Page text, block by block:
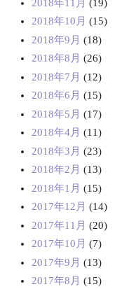
2018年11月 (19)
2018年10月 (15)
2018年9月 (18)
2018年8月 (26)
2018年7月 (12)
2018年6月 (15)
2018年5月 (17)
2018年4月 (11)
2018年3月 (23)
2018年2月 (13)
2018年1月 (15)
2017年12月 (14)
2017年11月 (20)
2017年10月 (7)
2017年9月 (13)
2017年8月 (15)